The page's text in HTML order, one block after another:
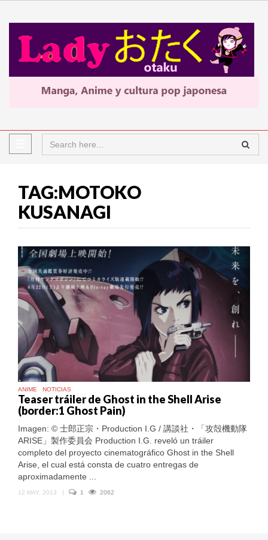
TAG:MOTOKO
KUSANAGI
ANIME NOTICIAS
Teaser tráiler de Ghost in the Shell Arise
(border:1 Ghost Pain)
Imagen: © 士郎正宗・Production I.G / 講談社・「攻殻機動隊
ARISE」製作委員会 Production I.G. reveló un tráiler
completo del proyecto cinematográfico Ghost in the Shell
Arise, el cual está consta de cuatro entregas de
aproximadamente ...
12 MAY, 2013 | 1 2062